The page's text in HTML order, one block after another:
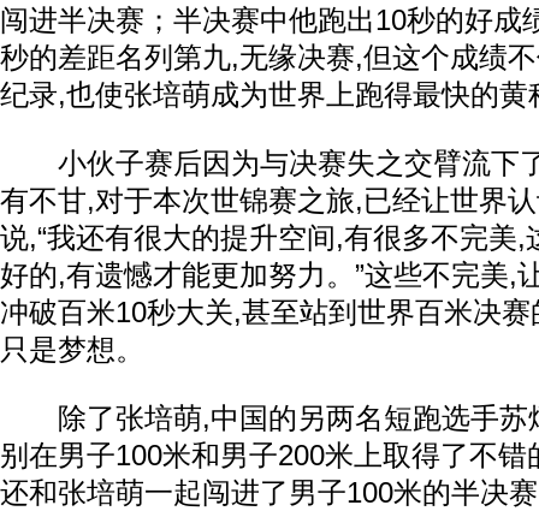
闯进半决赛；半决赛中他跑出10秒的好成
秒的差距名列第九,无缘决赛,但这个成绩
纪录,也使张培萌成为世界上跑得最快的黄
小伙子赛后因为与决赛失之交臂流下
有不甘,对于本次世锦赛之旅,已经让世界
说,“我还有很大的提升空间,有很多不完美,
好的,有遗憾才能更加努力。”这些不完美,
冲破百米10秒大关,甚至站到世界百米决
只是梦想。
除了张培萌,中国的另两名短跑选手苏
别在男子100米和男子200米上取得了不
还和张培萌一起闯进了男子100米的半决